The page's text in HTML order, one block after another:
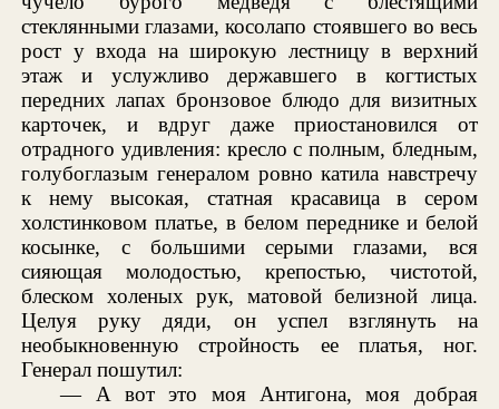
стеклянными глазами, косолапо стоявшего во весь
рост у входа на широкую лестницу в верхний
этаж и услужливо державшего в когтистых
передних лапах бронзовое блюдо для визитных
карточек, и вдруг даже приостановился от
отрадного удивления: кресло с полным, бледным,
голубоглазым генералом ровно катила навстречу
к нему высокая, статная красавица в сером
холстинковом платье, в белом переднике и белой
косынке, с большими серыми глазами, вся
сияющая молодостью, крепостью, чистотой,
блеском холеных рук, матовой белизной лица.
Целуя руку дяди, он успел взглянуть на
необыкновенную стройность ее платья, ног.
Генерал пошутил:
— А вот это моя Антигона, моя добрая